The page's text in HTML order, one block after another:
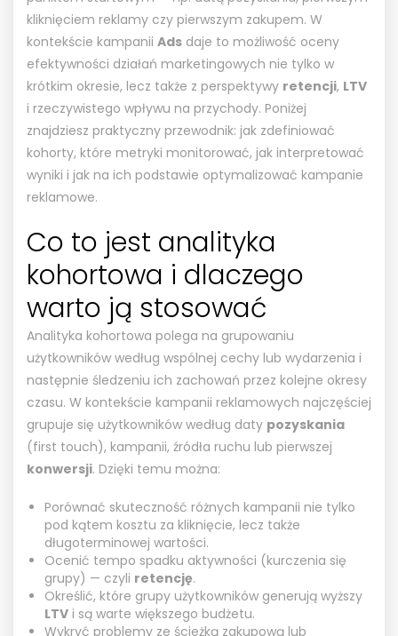
kliknięciem reklamy czy pierwszym zakupem. W
kontekście kampanii Ads daje to możliwość oceny
efektywności działań marketingowych nie tylko w
krótkim okresie, lecz także z perspektywy retencji, LTV
i rzeczywistego wpływu na przychody. Poniżej
znajdziesz praktyczny przewodnik: jak zdefiniować
kohorty, które metryki monitorować, jak interpretować
wyniki i jak na ich podstawie optymalizować kampanie
reklamowe.
Co to jest analityka
kohortowa i dlaczego
warto ją stosować
Analityka kohortowa polega na grupowaniu
użytkowników według wspólnej cechy lub wydarzenia i
następnie śledzeniu ich zachowań przez kolejne okresy
czasu. W kontekście kampanii reklamowych najczęściej
grupuje się użytkowników według daty pozyskania
(first touch), kampanii, źródła ruchu lub pierwszej
konwersji. Dzięki temu można:
Porównać skuteczność różnych kampanii nie tylko
pod kątem kosztu za kliknięcie, lecz także
długoterminowej wartości.
Ocenić tempo spadku aktywności (kurczenia się
grupy) — czyli retencję.
Określić, które grupy użytkowników generują wyższy
LTV i są warte większego budżetu.
Wykryć problemy ze ścieżką zakupową lub